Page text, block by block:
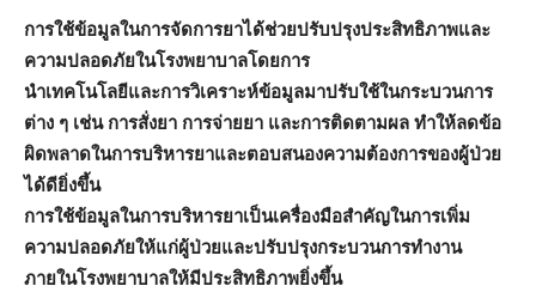
การใช้ข้อมูลในการจัดการยาได้ช่วยปรับปรุงประสิทธิภาพและ
ความปลอดภัยในโรงพยาบาลโดยการ
นำเทคโนโลยีและการวิเคราะห์ข้อมูลมาปรับใช้ในกระบวนการ
ต่าง ๆ เช่น การสั่งยา การจ่ายยา และการติดตามผล ทำให้ลดข้อ
ผิดพลาดในการบริหารยาและตอบสนองความต้องการของผู้ป่วย
ได้ดียิ่งขึ้น
การใช้ข้อมูลในการบริหารยาเป็นเครื่องมือสำคัญในการเพิ่ม
ความปลอดภัยให้แก่ผู้ป่วยและปรับปรุงกระบวนการทำงาน
ภายในโรงพยาบาลให้มีประสิทธิภาพยิ่งขึ้น